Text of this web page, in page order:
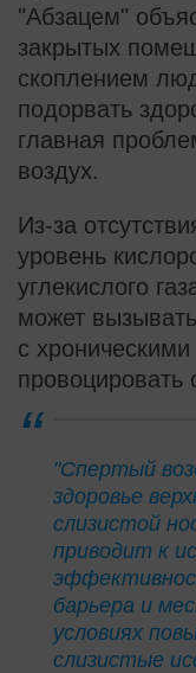
"Абзацем"
закрытых
скоплением
подорвать
главная
воздух.
Из-за
уровень
углекислого
может
с
провоцировать
"Спертый
здоровье
слизистой
приводит к
барьера и
условиях
слизистые